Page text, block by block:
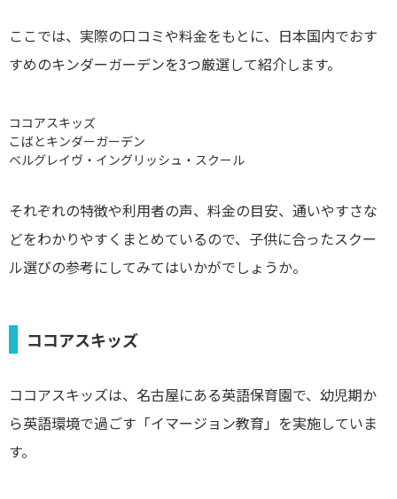
ここでは、実際の口コミや料金をもとに、日本国内でおす
すめのキンダーガーデンを3つ厳選して紹介します。
ココアスキッズ
こばとキンダーガーデン
ベルグレイヴ・イングリッシュ・スクール
それぞれの特徴や利用者の声、料金の目安、通いやすさな
どをわかりやすくまとめているので、子供に合ったスクー
ル選びの参考にしてみてはいかがでしょうか。
ココアスキッズ
ココアスキッズは、名古屋にある英語保育園で、幼児期か
ら英語環境で過ごす「イマージョン教育」を実施していま
す。